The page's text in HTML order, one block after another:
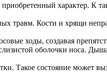
характер. К
травм. Кости и хрящи
ходы, создавая
оболочки носа.
Такое состояние может